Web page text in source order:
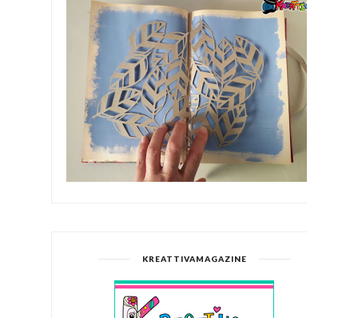
KREATTIVAMAGAZINE